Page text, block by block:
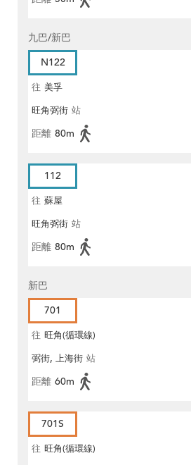
九巴/新巴
N122
往 美孚
旺角弼街 站
距離 80m
112
往 蘇屋
旺角弼街 站
距離 80m
新巴
701
往 旺角(循環線)
弼街, 上海街 站
距離 60m
701S
往 旺角(循環線)